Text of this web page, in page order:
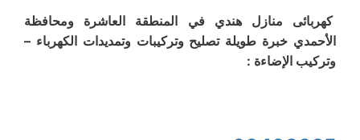
كهربائى منازل هندي في المنطقة العاشرة ومحافظة
الأحمدي خبرة طويلة تصليح وتركيبات وتمديدات الكهرباء –
وتركيب الإضاءة :